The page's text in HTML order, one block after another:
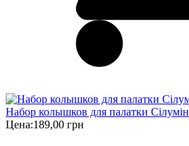
Набор колышков для палатки Сілумін
Цена:189,00 грн